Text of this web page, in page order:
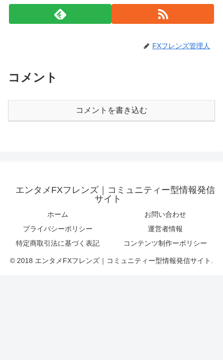
FXフレンズ管理人
コメント
コメントを書き込む
エンタメFXフレンズ｜コミュニティー型情報発信
サイト
ホーム
お問い合わせ
プライバシーポリシー
運営者情報
特定商取引法に基づく表記
コンテンツ制作ーポリシー
© 2018 エンタメFXフレンズ｜コミュニティー型情報発信サイト.